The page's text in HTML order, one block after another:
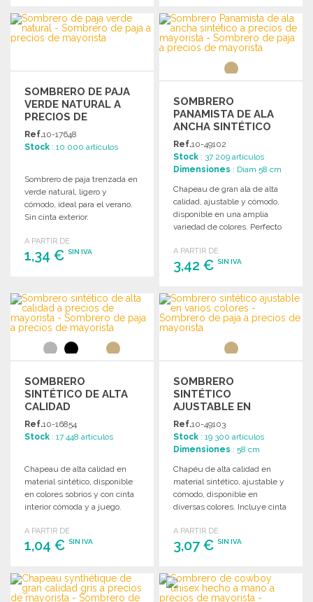
PEDIR
Solicitar un presupuesto
PEDIR
Solicitar un presupuesto
SOMBRERO DE PAJA
VERDE NATURAL A
PRECIOS DE
MAYORISTA
Ref.10-17648
Stock : 10 000 artículos
Sombrero de paja trenzada en
verde natural, ligero y
cómodo, ideal para el verano.
Sin cinta exterior.
A PARTIR DE
1,34 € SIN IVA
Solicitar un presupuesto
SOMBRERO
PANAMISTA DE ALA
ANCHA SINTÉTICO
Ref.10-49102
Stock : 37 209 artículos
Dimensiones : Diam 58 cm
Chapeau de gran ala de alta
calidad, ajustable y cómodo,
disponible en una amplia
variedad de colores. Perfecto
A PARTIR DE
3,42 €SIN IVA
PEDIR
Solicitar un presupuesto
SOMBRERO
SINTÉTICO DE ALTA
CALIDAD
Ref.10-16854
Stock : 17 448 artículos
Chapeau de alta calidad en
material sintético, disponible
en colores sobrios y con cinta
interior cómoda y a juego.
A PARTIR DE
1,04 € SIN IVA
PEDIR
Solicitar un presupuesto
SOMBRERO
SINTÉTICO
AJUSTABLE EN
VARIOS COLORES
Ref.10-49103
Stock : 19 300 artículos
Dimensiones : 58 cm
Chapéu de alta calidad en
material sintético, ajustable y
cómodo, disponible en
diversas colores. Incluye cinta
A PARTIR DE
3,07 €SIN IVA
PEDIR
Solicitar un presupuesto